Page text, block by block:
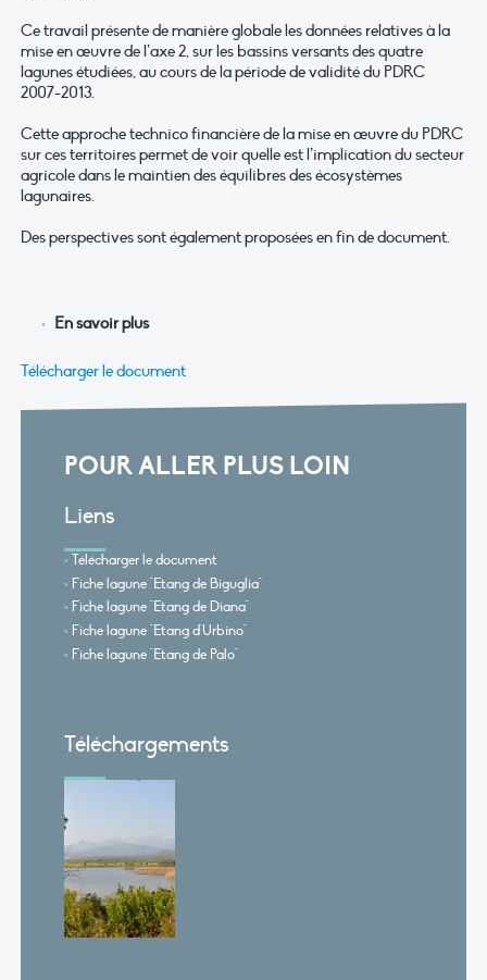
Ce travail présente de manière globale les données relatives à la
mise en œuvre de l’axe 2, sur les bassins versants des quatre
lagunes étudiées, au cours de la période de validité du PDRC
2007-2013.
Cette approche technico financière de la mise en œuvre du PDRC
sur ces territoires permet de voir quelle est l’implication du secteur
agricole dans le maintien des équilibres des écosystèmes
lagunaires.
Des perspectives sont également proposées en fin de document.
En savoir plus
Télécharger le document
POUR ALLER PLUS LOIN
Liens
Télécharger le document
Fiche lagune "Etang de Biguglia"
Fiche lagune "Etang de Diana"
Fiche lagune "Etang d'Urbino"
Fiche lagune "Etang de Palo"
Téléchargements